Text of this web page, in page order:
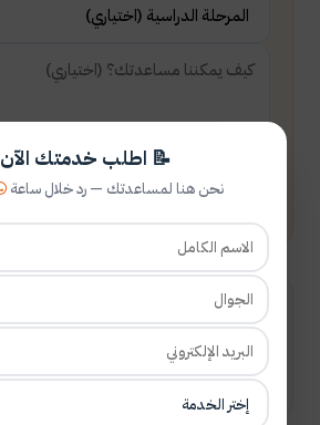
أرسل طلبك
شارك المقال
📝 اطلب خدمتك الآن
نحن هنا لمساعدتك — رد خلال ساعة